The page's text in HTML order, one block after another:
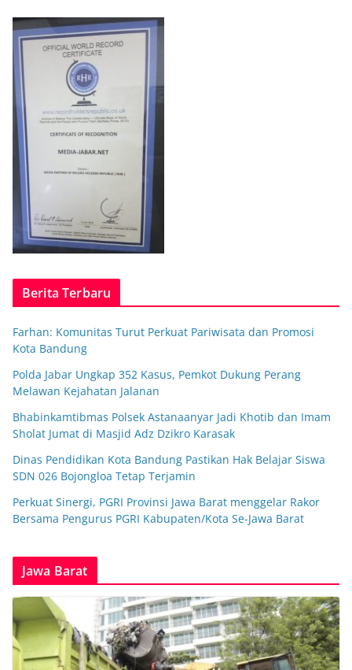
Berita Terbaru
Farhan: Komunitas Turut Perkuat Pariwisata dan Promosi
Kota Bandung
Polda Jabar Ungkap 352 Kasus, Pemkot Dukung Perang
Melawan Kejahatan Jalanan
Bhabinkamtibmas Polsek Astanaanyar Jadi Khotib dan Imam
Sholat Jumat di Masjid Adz Dzikro Karasak
Dinas Pendidikan Kota Bandung Pastikan Hak Belajar Siswa
SDN 026 Bojongloa Tetap Terjamin
Perkuat Sinergi, PGRI Provinsi Jawa Barat menggelar Rakor
Bersama Pengurus PGRI Kabupaten/Kota Se-Jawa Barat
Jawa Barat